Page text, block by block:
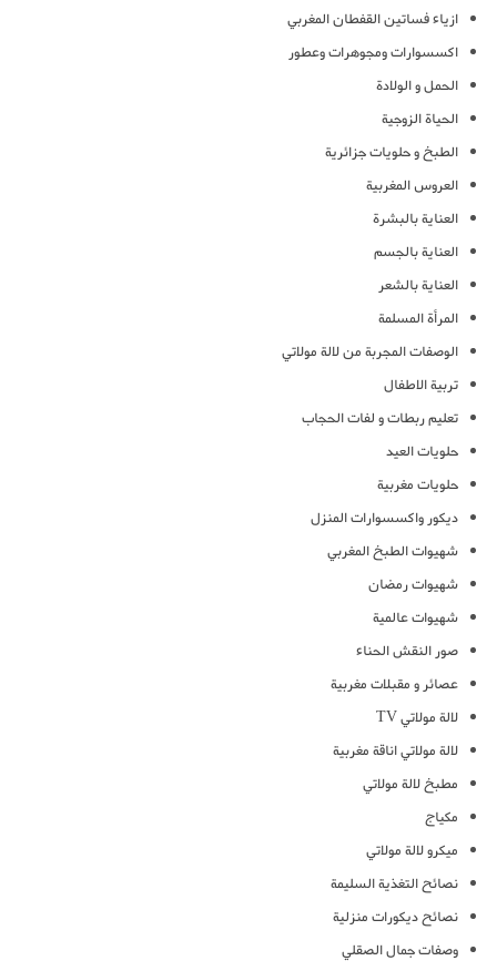
ازياء فساتين القفطان المغربي
اكسسوارات ومجوهرات وعطور
الحمل و الولادة
الحياة الزوجية
الطبخ و حلويات جزائرية
العروس المغربية
العناية بالبشرة
العناية بالجسم
العناية بالشعر
المرأة المسلمة
الوصفات المجربة من لالة مولاتي
تربية الاطفال
تعليم ربطات و لفات الحجاب
حلويات العيد
حلويات مغربية
ديكور واكسسوارات المنزل
شهيوات الطبخ المغربي
شهيوات رمضان
شهيوات عالمية
صور النقش الحناء
عصائر و مقبلات مغربية
لالة مولاتي TV
لالة مولاتي اناقة مغربية
مطبخ لالة مولاتي
مكياج
ميكرو لالة مولاتي
نصائح التغذية السليمة
نصائح ديكورات منزلية
وصفات جمال الصقلي